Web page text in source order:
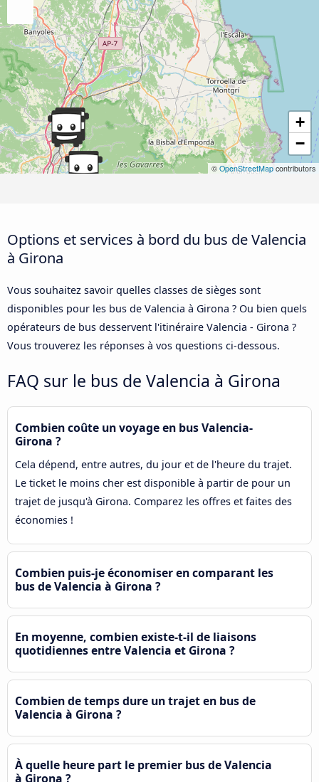
+
−
© OpenStreetMap contributors
Options et services à bord du bus de Valencia
à Girona
Vous souhaitez savoir quelles classes de sièges sont
disponibles pour les bus de Valencia à Girona ? Ou bien quels
opérateurs de bus desservent l'itinéraire Valencia - Girona ?
Vous trouverez les réponses à vos questions ci-dessous.
FAQ sur le bus de Valencia à Girona
Combien coûte un voyage en bus Valencia-
Girona ?
Cela dépend, entre autres, du jour et de l'heure du trajet.
Le ticket le moins cher est disponible à partir de pour un
trajet de jusqu'à Girona. Comparez les offres et faites des
économies !
Combien puis-je économiser en comparant les
bus de Valencia à Girona ?
En moyenne, combien existe-t-il de liaisons
quotidiennes entre Valencia et Girona ?
Combien de temps dure un trajet en bus de
Valencia à Girona ?
À quelle heure part le premier bus de Valencia
à Girona ?